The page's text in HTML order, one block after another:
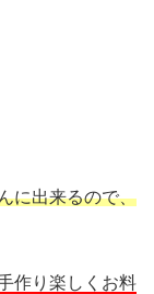
に出来るので、
作り楽しくお料